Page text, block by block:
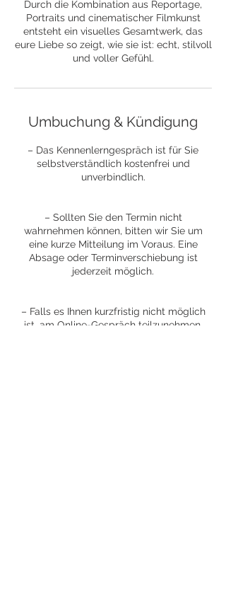
Durch die Kombination aus Reportage,
Portraits und cinematischer Filmkunst
entsteht ein visuelles Gesamtwerk, das
eure Liebe so zeigt, wie sie ist: echt, stilvoll
und voller Gefühl.
Umbuchung & Kündigung
– Das Kennenlerngespräch ist für Sie
selbstverständlich kostenfrei und
unverbindlich.
– Sollten Sie den Termin nicht
wahrnehmen können, bitten wir Sie um
eine kurze Mitteilung im Voraus. Eine
Absage oder Terminverschiebung ist
jederzeit möglich.
– Falls es Ihnen kurzfristig nicht möglich
ist, am Online-Gespräch teilzunehmen,